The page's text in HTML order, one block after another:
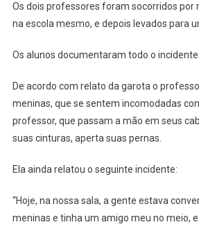
SEXUAL
Os dois professores foram socorridos por
na escola mesmo, e depois levados para
Os alunos documentaram todo o
De acordo com relato da garota o
meninas, que se sentem incomodadas
professor, que passam a mão em seus
suas cinturas, aperta suas pernas.
Ela ainda relatou o seguinte incidente:
“Hoje, na nossa sala, a gente estava
meninas e tinha um amigo meu no meio,